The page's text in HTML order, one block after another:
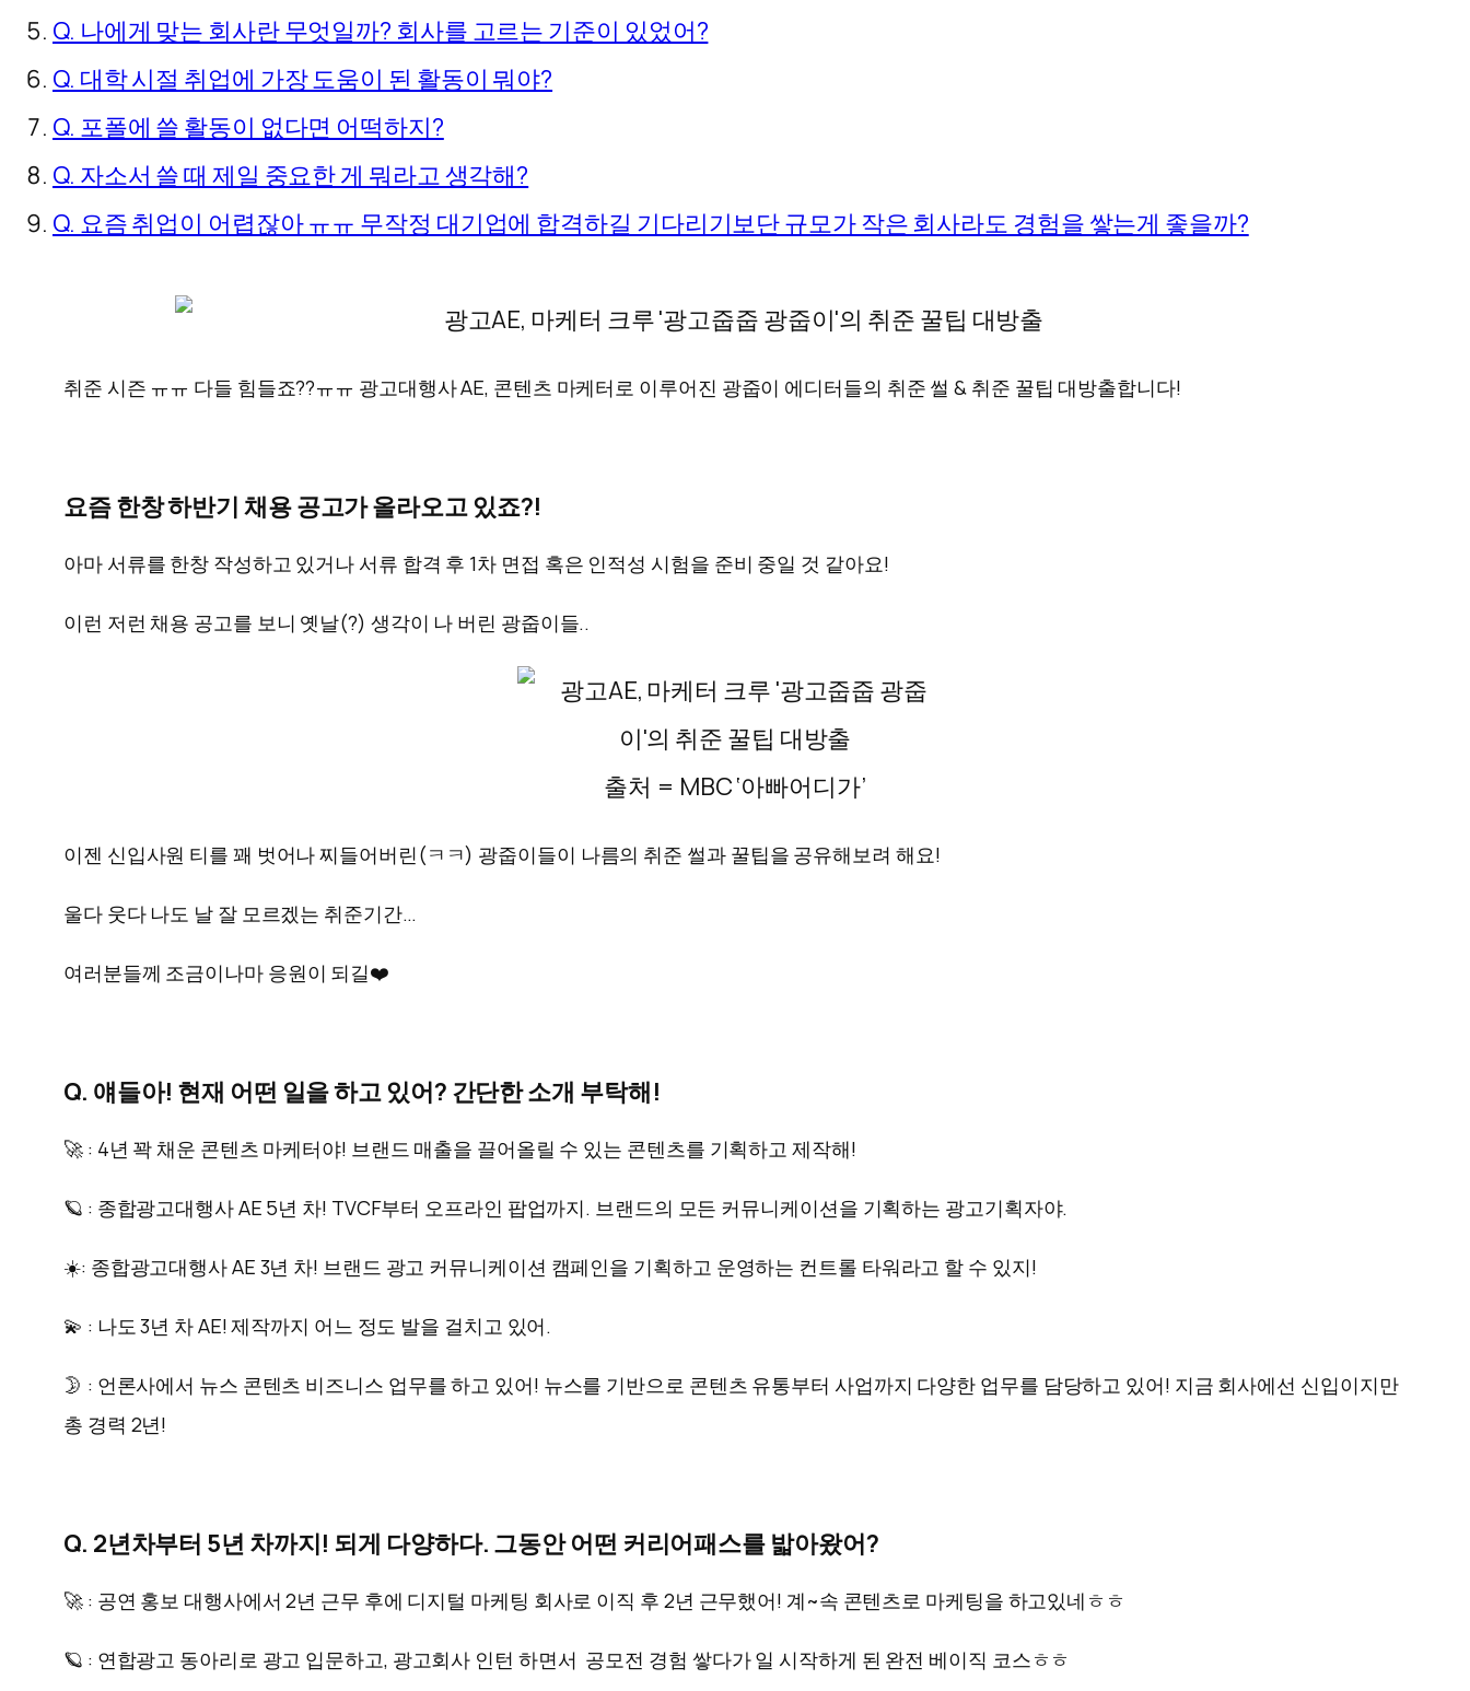
Q. 나에게 맞는 회사란 무엇일까? 회사를 고르는 기준이 있었어?
Q. 대학 시절 취업에 가장 도움이 된 활동이 뭐야?
Q. 포폴에 쓸 활동이 없다면 어떡하지?
Q. 자소서 쓸 때 제일 중요한 게 뭐라고 생각해?
Q. 요즘 취업이 어렵잖아 ㅠㅠ 무작정 대기업에 합격하길 기다리기보단 규모가 작은 회사라도 경험을 쌓는게 좋을까?
취준 시즌 ㅠㅠ 다들 힘들죠??ㅠㅠ 광고대행사 AE, 콘텐츠 마케터로 이루어진 광줍이 에디터들의 취준 썰 & 취준 꿀팁 대방출합니다!
요즘 한창 하반기 채용 공고가 올라오고 있죠?!
아마 서류를 한창 작성하고 있거나 서류 합격 후 1차 면접 혹은 인적성 시험을 준비 중일 것 같아요!
이런 저런 채용 공고를 보니 옛날(?) 생각이 나 버린 광줍이들..
출처 = MBC ‘아빠어디가’
이젠 신입사원 티를 꽤 벗어나 찌들어버린(ㅋㅋ) 광줍이들이 나름의 취준 썰과 꿀팁을 공유해보려 해요!
울다 웃다 나도 날 잘 모르겠는 취준기간…
여러분들께 조금이나마 응원이 되길❤️️
Q. 얘들아! 현재 어떤 일을 하고 있어? 간단한 소개 부탁해!
🚀 : 4년 꽉 채운 콘텐츠 마케터야! 브랜드 매출을 끌어올릴 수 있는 콘텐츠를 기획하고 제작해!
🪐 : 종합광고대행사 AE 5년 차! TVCF부터 오프라인 팝업까지. 브랜드의 모든 커뮤니케이션을 기획하는 광고기획자야.
☀️: 종합광고대행사 AE 3년 차! 브랜드 광고 커뮤니케이션 캠페인을 기획하고 운영하는 컨트롤 타워라고 할 수 있지!
💫 : 나도 3년 차 AE! 제작까지 어느 정도 발을 걸치고 있어.
🌛 : 언론사에서 뉴스 콘텐츠 비즈니스 업무를 하고 있어! 뉴스를 기반으로 콘텐츠 유통부터 사업까지 다양한 업무를 담당하고 있어! 지금 회사에선 신입이지만
총 경력 2년!
Q. 2년차부터 5년 차까지! 되게 다양하다. 그동안 어떤 커리어패스를 밟아왔어?
🚀 : 공연 홍보 대행사에서 2년 근무 후에 디지털 마케팅 회사로 이직 후 2년 근무했어! 계~속 콘텐츠로 마케팅을 하고있네ㅎㅎ
🪐 : 연합광고 동아리로 광고 입문하고, 광고회사 인턴 하면서 공모전 경험 쌓다가 일 시작하게 된 완전 베이직 코스ㅎㅎ